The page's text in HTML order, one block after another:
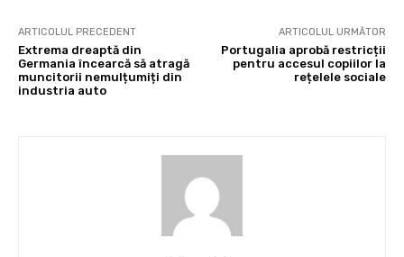
ARTICOLUL PRECEDENT
Extrema dreaptă din
Germania încearcă să atragă
muncitorii nemulțumiți din
industria auto
ARTICOLUL URMĂTOR
Portugalia aprobă restricții
pentru accesul copiilor la
rețelele sociale